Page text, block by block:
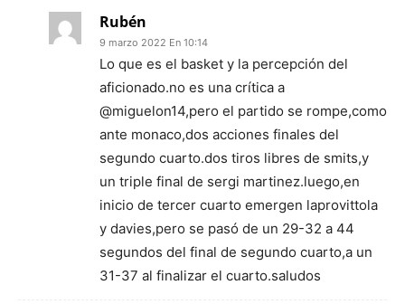
Rubén
9 marzo 2022 En 10:14
Lo que es el basket y la percepción del
aficionado.no es una crítica a
@miguelon14,pero el partido se rompe,como
ante monaco,dos acciones finales del
segundo cuarto.dos tiros libres de smits,y
un triple final de sergi martinez.luego,en
inicio de tercer cuarto emergen laprovittola
y davies,pero se pasó de un 29-32 a 44
segundos del final de segundo cuarto,a un
31-37 al finalizar el cuarto.saludos